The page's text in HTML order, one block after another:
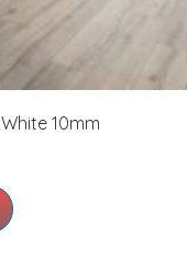
10mm